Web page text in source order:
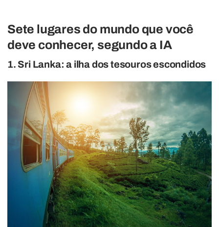
Sete lugares do mundo que você
deve conhecer, segundo a IA
1. Sri Lanka: a ilha dos tesouros escondidos